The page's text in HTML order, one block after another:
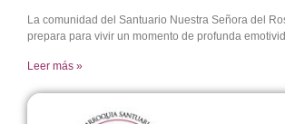
La comunidad del Santuario Nuestra Señora del
prepara para vivir un momento de profunda
Leer más »